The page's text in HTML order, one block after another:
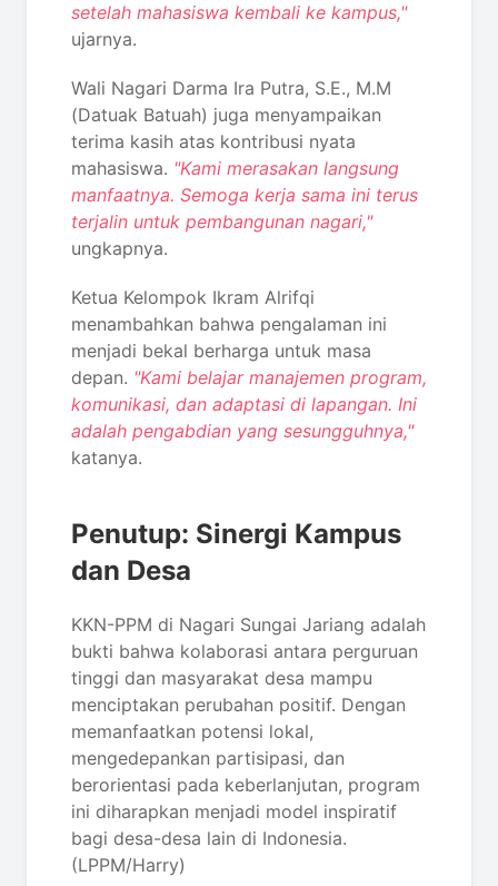
setelah mahasiswa kembali ke kampus,"
ujarnya.
Wali Nagari Darma Ira Putra, S.E., M.M
(Datuak Batuah) juga menyampaikan
terima kasih atas kontribusi nyata
mahasiswa. "Kami merasakan langsung
manfaatnya. Semoga kerja sama ini terus
terjalin untuk pembangunan nagari,"
ungkapnya.
Ketua Kelompok Ikram Alrifqi
menambahkan bahwa pengalaman ini
menjadi bekal berharga untuk masa
depan. "Kami belajar manajemen program,
komunikasi, dan adaptasi di lapangan. Ini
adalah pengabdian yang sesungguhnya,"
katanya.
Penutup: Sinergi Kampus
dan Desa
KKN-PPM di Nagari Sungai Jariang adalah
bukti bahwa kolaborasi antara perguruan
tinggi dan masyarakat desa mampu
menciptakan perubahan positif. Dengan
memanfaatkan potensi lokal,
mengedepankan partisipasi, dan
berorientasi pada keberlanjutan, program
ini diharapkan menjadi model inspiratif
bagi desa-desa lain di Indonesia.
(LPPM/Harry)